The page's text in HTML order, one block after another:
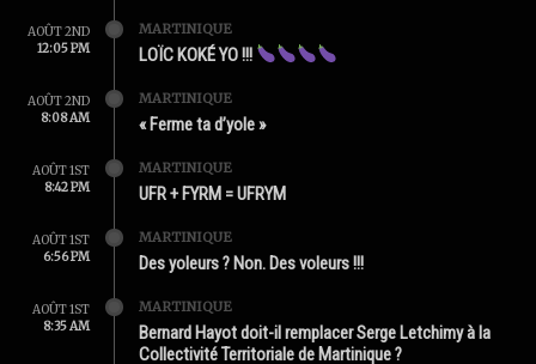
AOÛT 2ND
12:05 PM
MARTINIQUE
LOÏC KOKÉ YO !!!
AOÛT 2ND
8:08 AM
MARTINIQUE
« Ferme ta d’yole »
AOÛT 1ST
8:42 PM
MARTINIQUE
UFR + FYRM = UFRYM
AOÛT 1ST
6:56 PM
MARTINIQUE
Des yoleurs ? Non. Des voleurs !!!
AOÛT 1ST
8:35 AM
MARTINIQUE
Bernard Hayot doit-il remplacer Serge Letchimy à la
Collectivité Territoriale de Martinique ?